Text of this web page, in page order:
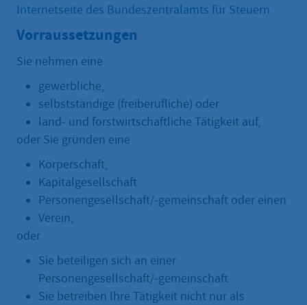
Internetseite des Bundeszentralamts für Steuern
Vorraussetzungen
Sie nehmen eine
gewerbliche,
selbstständige (freiberufliche) oder
land- und forstwirtschaftliche Tätigkeit auf,
oder Sie gründen eine
Körperschaft,
Kapitalgesellschaft
Personengesellschaft/-gemeinschaft oder einen
Verein,
oder
Sie beteiligen sich an einer
Personengesellschaft/-gemeinschaft
Sie betreiben Ihre Tätigkeit nicht nur als